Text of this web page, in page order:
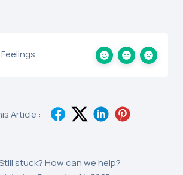
Article :
stuck? How can we help?